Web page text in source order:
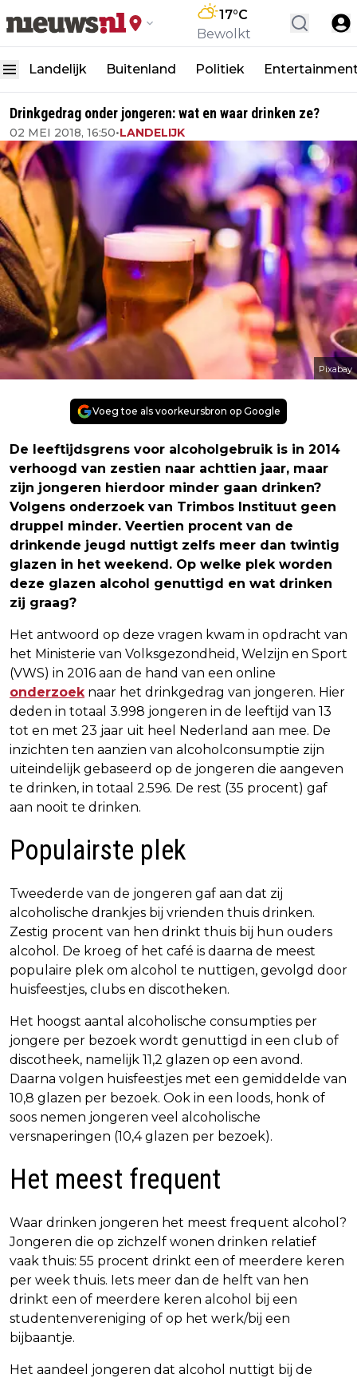
17°C
Bewolkt
Landelijk Buitenland Politiek
Drinkgedrag onder jongeren: wat en waar drinken ze?
02 MEI 2018, 16:50•LANDELIJK
Pixabay
Voeg toe als voorkeursbron op Google
De leeftijdsgrens voor alcoholgebruik is in 2014
verhoogd van zestien naar achttien jaar, maar
zijn jongeren hierdoor minder gaan drinken?
Volgens onderzoek van Trimbos Instituut geen
druppel minder. Veertien procent van de
drinkende jeugd nuttigt zelfs meer dan twintig
glazen in het weekend. Op welke plek worden
deze glazen alcohol genuttigd en wat drinken
zij graag?
Het antwoord op deze vragen kwam in opdracht van
het Ministerie van Volksgezondheid, Welzijn en Sport
(VWS) in 2016 aan de hand van een online
onderzoek naar het drinkgedrag van jongeren. Hier
deden in totaal 3.998 jongeren in de leeftijd van 13
tot en met 23 jaar uit heel Nederland aan mee. De
inzichten ten aanzien van alcoholconsumptie zijn
uiteindelijk gebaseerd op de jongeren die aangeven
te drinken, in totaal 2.596. De rest (35 procent) gaf
aan nooit te drinken.
Populairste plek
Tweederde van de jongeren gaf aan dat zij
alcoholische drankjes bij vrienden thuis drinken.
Zestig procent van hen drinkt thuis bij hun ouders
alcohol. De kroeg of het café is daarna de meest
populaire plek om alcohol te nuttigen, gevolgd door
huisfeestjes, clubs en discotheken.
Het hoogst aantal alcoholische consumpties per
jongere per bezoek wordt genuttigd in een club of
discotheek, namelijk 11,2 glazen op een avond.
Daarna volgen huisfeestjes met een gemiddelde van
10,8 glazen per bezoek. Ook in een loods, honk of
soos nemen jongeren veel alcoholische
versnaperingen (10,4 glazen per bezoek).
Het meest frequent
Waar drinken jongeren het meest frequent alcohol?
Jongeren die op zichzelf wonen drinken relatief
vaak thuis: 55 procent drinkt een of meerdere keren
per week thuis. Iets meer dan de helft van hen
drinkt een of meerdere keren alcohol bij een
studentenvereniging of op het werk/bij een
bijbaantje.
Het aandeel jongeren dat alcohol nuttigt bij de